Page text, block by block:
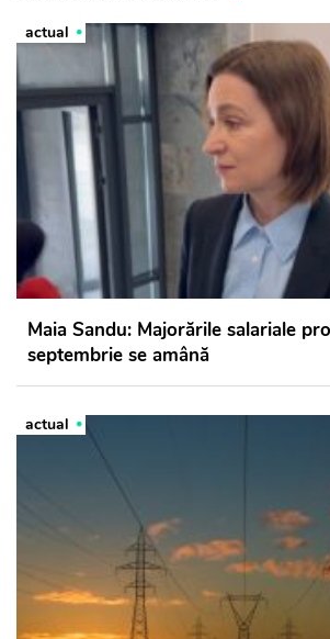
actual
Maia Sandu: Majorările salariale
septembrie se amână
actual